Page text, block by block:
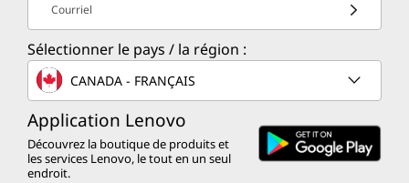
Courriel
Sélectionner le pays / la région :
CANADA - FRANÇAIS
Application Lenovo
Découvrez la boutique de produits et
les services Lenovo, le tout en un seul
endroit.